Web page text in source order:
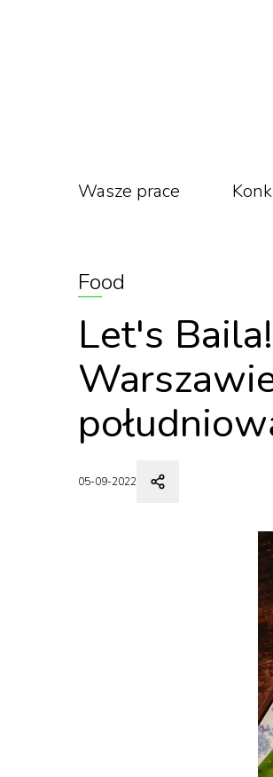
Wasze prace
Food
Let's
05-09-2022